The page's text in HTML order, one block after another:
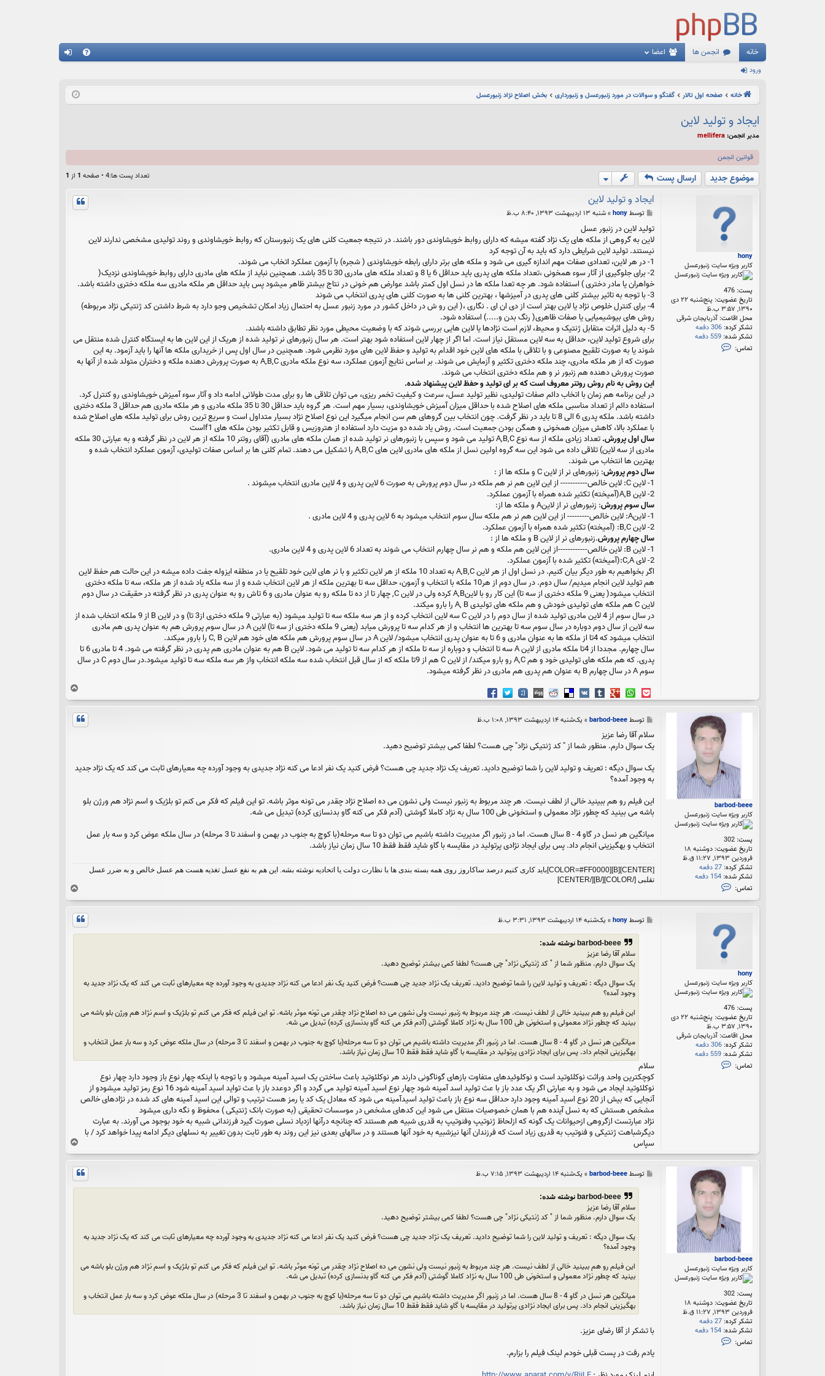
خانه انجمن ها
اعضا
ورود
خانه صفحه اول تالار گفتگو و سوالات در مورد زنبورعسل و زنبورداری بخش اصلاح نژاد زنبورعسل
ایجاد و تولید لاین
مدیر انجمن: mellifera
قوانین انجمن
موضوع جدید ارسال پست تعداد پست ها:4 • صفحه 1 از 1
hony
کاربر ویژه سایت زنبورعسل
پست:
تاریخ عضویت:
پنج‌شنبه ۲۲ دی
۱۳۹۰, ۳:۵۷ ب.ظ
محل اقامت: آذربایجان شرقی
تشکر کرده: 306 دفعه
تشکر شده: 559 دفعه
تماس:
ایجاد و تولید لاین
پ
ت
توسطhony
»شنبه ۱۳ اردیبهشت ۱۳۹۳, ۸:۴۰ ب.ظ
تولید لاین در زنبور عسل
لاین به گروهی از ملکه های یک نژاد گفته میشه که دارای روابط خویشاوندی دور باشند. در نتیجه جمعیت کلنی های یک زنبورستان که روابط خویشاوندی و روند تولیدی مشخصی ندارند لاین
نیستند. تولید لاین شرایطی دارد که باید به آن توجه کرد
1- در هر لاین، تعدادی صفات مهم اندازه گیری می شود و ملکه های برتر دارای رابطه خویشاوندی ( شجره) با آزمون عملکرد اتخاب می شوند.
2- برای جلوگیری از آثار سوء همخونی ،تعداد ملکه های پدری باید حداقل 6 یا 8 و تعداد ملکه های مادری 30 تا 35 باشد. همچنین نباید از ملکه های مادری دارای روابط خویشاوندی نزدیک(
خواهران یا مادر دختری ) استفاده شود. هر چه تعدا ملکه ها در نسل اول کمتر باشد عوارض هم خونی در نتاج بیشتر ظاهر میشود پس باید حداقل هر ملکه مادری سه ملکه دختری داشته باشد.
3- با توجه به تاثیر بیشتر کلنی های پدری در آمیزشها ، بهترین کلنی ها به صورت کلنی های پدری انتخاب می شوند
4- برای کنترل خلوص نژاد یا لاین بهتر است از دی ان ای . نگاری ،( این رو ش در داخل کشور در مورد زنبور عسل به احتمال زیاد امکان تشخیص وجو دارد به شرط داشتن کد ژنتیکی نژاد مربوطه)
روش های بیوشیمیایی یا صفات ظاهری( رنگ بدن و.....) استفاده شود.
5- به دلیل اثرات متقابل ژنتیک و محیط، لازم است نژادها یا لاین هایی بررسی شوند که با وضعیت محیطی مورد نظر تطابق داشته باشند.
برای شروع تولید لاین، حداقل به سه لاین مستقل نیاز است. اما اگر از چهار لاین استفاده شود بهتر است. هر سال زنبورهای نر تولید شده از هریک از این لاین ها به ایستگاه کنترل شده منتقل می
شوند یا به صورت تلقیح مصنوعی و با تلاقی با ملکه های لاین خود اقدام به تولید و حفظ لاین های مورد نظرمی شود. همچنین در سال اول پس از خریداری ملکه ها آنها را باید آزمود. به این
صورت که از هر ملکه مادری، چند ملکه دختری تکثیر و آزمایش می شوند. بر اساس نتایج آزمون عملکرد، سه نوع ملکه مادری A,B,C به صورت پرورش دهنده ملکه و دختران متولد شده از آنها به
صورت پرورش دهنده هم زنبور نر و هم ملکه دختری انتخاب می شوند.
این روش به نام روش روتنر معروف است که بر ای تولید و حفظ لاین پیشنهاد شده.
در این برنامه هم زمان با اتخاب دائم صفات تولیدی، نظیر تولید عسل، سرعت و کیفیت تخمر ریزی، می توان تلاقی ها رو برای مدت طولانی ادامه داد و آثار سوء آمیزش خویشاوندی رو کنترل کرد.
استفاده دائم از تعداد مناسبی ملکه های اصلاح شده با حداقل میزان آمیزش خویشاوندی، بسیار مهم است. هر گروه باید حداقل 30 تا 35 ملکه مادری و هر ملکه مادری هم حداقل 3 ملکه دختری
داشته باشد. ملکه پدری 6 الی 8 تا باید در نظر گرفت. چون انتخاب بین گروهای هم سن انجام میگیرد این نوع اصلاح نژاد بسیار متداول است و سریع ترین روش برای تولید ملکه های اصلاح شده
با عملکرد بالا، کاهش میزان همخونی و همگن بودن جمعیت است. روش یاد شده دو مزیت دارد استفاده از هتروزیس و قابل تکثیر بودن ملکه های f1است
سال اول پرورش.
تعداد زیادی ملکه از سه نوع A,B,C تولید می شود و سپس با زنبورهای نر تولید شده از همان ملکه های مادری (آقای روتنر 10 ملکه از هر لاین در نظر گرفته و به عبارتی 30 ملکه
مادری از سه لاین) تلاقی داده می شود این سه گروه اولین نسل از ملکه های مادری لاین های A,B,C را تشکیل می دهند. تمام کلنی ها بر اساس صفات تولیدی، آزمون عملکرد انتخاب شده و
بهترین ها انتخاب می شوند.
سال دوم پرورش: زنبورهای نر از لاین C و ملکه ها از :
1- لاین C: لاین خالص----------- از این لاین هم نر هم ملکه در سال دوم پرورش به صورت 6 لاین پدری و 4 لاین مادری انتخاب میشوند .
2- لاین A,B(آمیخته) تکثیر شده همراه با آزمون عملکرد.
سال سوم پرورش: زنبورهای نر از لاینA و ملکه ها از:
1- لاینA: لاین خالص--------- از این لاین هم نر هم ملکه سال سوم انتخاب میشود به 6 لاین پدری و 4 لاین مادری .
2- لاین B,C: (آمیخته) تکثیر شده همراه با آزمون عملکرد.
سال چهارم پرورش.زنبورهای نر از لاین B و ملکه ها از :
1- لاین B: لاین خالص------------از این لاین هم ملکه و هم نر سال چهارم انتخاب می شوند به تعداد 6 لاین پدری و 4 لاین مادری.
2- لای C,A:(آمیخته) تکثیر شده با آزمون عملکرد.
اگر بخواهیم به طور دیگر بیان کنیم. در نسل اول از هر لاین A,B,C به تعداد 10 ملکه از هر لاین تکثیر و با نر های لاین خود تلقیح یا در منطقه ایزوله جفت داده میشه در این حالت هم حفظ لاین
هم تولید لاین انجام میدیم/ سال دوم. در سال دوم از هر10 ملکه با انتخاب و آزمون، حداقل سه تا بهترین ملکه از هر لاین انتخاب شده و از سه ملکه یاد شده از هر ملکه، سه تا ملکه دختری
انتخاب میشود( یعنی 9 ملکه دختری از سه تا) این کار رو با لاینA,B کرده ولی در لاین C, چهار تا از ده تا ملکه رو به عنوان مادری و 6 تاش رو به عنوان پدری در نظر گرفته در حقیقت در سال دوم
لاین C هم ملکه های تولیدی خودش و هم ملکه های تولیدی A, B را بارو میکند.
در سال سوم از 4 لاین مادری تولید شده از سال دوم را در لاین C سه لاین انتخاب کرده و از هر سه ملکه سه تا تولید میشود (به عبارتی 9 ملکه دختری از3 تا) و در لاین B از 9 ملکه انتخاب شده از
سه لاین از سال دوم دوباره در سال سوم سه تا بهترین ها انتخاب و از هر کدام سه تا پرورش میابد (یعنی 9 ملکه دختری از سه تا) لاین A در سال سوم پرورش هم به عنوان پدری هم مادری
انتخاب میشود که 4تا از ملکه ها به عنوان مادری و 6 تا به عنوان پدری انتخاب میشود/ لاین A در سال سوم پرورش هم ملکه های خود هم لاین C, B را بارور میکند.
سال چهارم. مجددا از 4تا ملکه مادری از لاین A سه تا انتخاب و دوباره از سه تا ملکه از هر کدام سه تا تولید می شود. لاین B هم به عنوان مادری هم پدری در نظر گرفته می شود. 4 تا مادری 6 تا
پدری. که هم ملکه های تولیدی خود و هم A,C رو بارو میکند/ از لاین C هم از 9تا ملکه که از سال قبل انتخاب شده سه ملکه انتخاب واز هر سه ملکه سه تا تولید میشود.در سال دوم C در سال
سوم A در سال چهارم B به عنوان هم پدری هم مادری در نظر گرفته میشود.
ا
ل
barbod-beee
کاربر ویژه سایت زنبورعسل
پست:
تاریخ عضویت:
دوشنبه ۱۸
فروردین ۱۳۹۳, ۱۱:۲۷ ق.ظ
تشکر کرده: 27 دفعه
تشکر شده: 154 دفعه
تماس:
ا
a
b
o
b
e
e
پ
ت
توسطbarbod-beee
» یک‌شنبه ۱۴ اردیبهشت ۱۳۹۳, ۱:۰۸ ب.ظ
سلام آقا رضا عزیز
یک سوال دارم. منظور شما از " کد ژنتیکی نژاد" چی هست؟ لطفا کمی بیشتر توضیح دهید.
یک سوال دیگه : تعریف و تولید لاین را شما توضیح دادید. تعریف یک نژاد جدید چی هست؟ فرض کنید یک نفر ادعا می کنه نژاد جدیدی به وجود آورده چه معیارهای ثابت می کند که یک نژاد جدید
به وجود آمده؟
این فیلم رو هم ببینید خالی از لطف نیست. هر چند مربوط به زنبور نیست ولی نشون می ده اصلاح نژاد چقدر می تونه موثر باشه. تو این فیلم که فکر می کنم تو بلژیک و اسم نژاد هم ورژن بلو
باشه می بینید که چطور نژاد معمولی و استخونی طی 100 سال به نژاد کاملا گوشتی (آدم فکر می کنه گاو بدنسازی کرده) تبدیل می شه.
میانگین هر نسل در گاو 4 - 8 سال هست. اما در زنبور اگر مدیریت داشته باشیم می توان دو تا سه مرحله(با کوچ به جنوب در بهمن و اسفند تا 3 مرحله) در سال ملکه عوض کرد و سه بار عمل
انتخاب و بهگیزینی انجام داد. پس برای ایجاد نژادی پرتولید در مقایسه با گاو شاید فقط فقط 10 سال زمان نیاز باشد.
[CENTER][B][COLOR=#FF0000]باید کاری کنیم درصد ساکاروز روی همه بسته بندی ها با نظارت دولت یا اتحادیه نوشته بشه. این هم به نفع عسل تغذیه هست هم عسل خالص و به ضرر عسل
تقلبی [/COLOR][/B][/CENTER]
ا
ل
hony
کاربر ویژه سایت زنبورعسل
پست:
تاریخ عضویت:
پنج‌شنبه ۲۲ دی
۱۳۹۰, ۳:۵۷ ب.ظ
محل اقامت: آذربایجان شرقی
تشکر کرده: 306 دفعه
تشکر شده: 559 دفعه
تماس:
پ توسطhony
» یک‌شنبه ۱۴ اردیبهشت ۱۳۹۳, ۳:۳۱ ب.ظ
barbod-beee نوشته شده:
سلام آقا رضا عزیز
یک سوال دارم. منظور شما از " کد ژنتیکی نژاد" چی هست؟ لطفا کمی بیشتر توضیح دهید.
یک سوال دیگه : تعریف و تولید لاین را شما توضیح دادید. تعریف یک نژاد جدید چی هست؟ فرض کنید یک نفر ادعا می کنه نژاد جدیدی به وجود آورده چه معیارهای ثابت می کند که یک نژاد جدید به
وجود آمده؟
این فیلم رو هم ببینید خالی از لطف نیست. هر چند مربوط به زنبور نیست ولی نشون می ده اصلاح نژاد چقدر می تونه موثر باشه. تو این فیلم که فکر می کنم تو بلژیک و اسم نژاد هم ورژن بلو باشه می
بینید که چطور نژاد معمولی و استخونی طی 100 سال به نژاد کاملا گوشتی (آدم فکر می کنه گاو بدنسازی کرده) تبدیل می شه.
میانگین هر نسل در گاو 4 - 8 سال هست. اما در زنبور اگر مدیریت داشته باشیم می توان دو تا سه مرحله(با کوچ به جنوب در بهمن و اسفند تا 3 مرحله) در سال ملکه عوض کرد و سه بار عمل انتخاب و
بهگیزینی انجام داد. پس برای ایجاد نژادی پرتولید در مقایسه با گاو شاید فقط فقط 10 سال زمان نیاز باشد.
سلام
کوچکترین واحد وراثت نوکلئوتید است و نوکلوئیدهای متفاوت بازهای گوناگونی دارند هر نوکلئوتید باعث ساختن یک اسید آمینه میشود و با توجه با اینکه چهار نوع باز وجود دارد چهار نوع
نوکلئوتید ایجاد می شود و به عبارتی اگر یک عدد باز با عث تولید اسد آمینه شود چهار نوع اسید آمینه تولید می گردد و اگر دوعدد باز با عث تواید اسید آمینه شود 16 نوع رمز تولید میشودو از
آنجایی که بیش از 20 نوع اسید آمینه وجود دارد حداقل سه نوع باز باعث تولید اسیدآمینه می شود که معادل یک کد یا رمز هست ترتیب و توالی این اسید آمینه های کد شده در نژادهای خالص
مشخص هستش که به نسل آینده هم با همان خصوصیات منتقل می شود این کدهای مشخص در موسسات تحقیقی (به صورت بانک ژنتیکی ) محفوظ و نگه داری میشود
نژاد عبارتست ازگروهی ازحیوانات یک گونه که ازلحاظ ژنوتیپ وفنوتیپ به قدری شبیه هم هستند که چنانچه درآنها ازدیاد نسلی صورت گیرد فرزندانی شبیه به خود بوجود می آورند. به عبارت
دیگرشباهت ژنتیکی و فنوتیب به قدری زیاد است که فرزندان آنها نیزشبیه به خود آنها هستند و در سالهای بعدی نیز این روند به طور ثابت بدون تغییر به نسلهای دیگر ادامه پیدا خواهد کرد / با
سپاس
ا
ل
barbod-beee
کاربر ویژه سایت زنبورعسل
پست:
تاریخ عضویت:
دوشنبه ۱۸
فروردین ۱۳۹۳, ۱۱:۲۷ ق.ظ
تشکر کرده: 27 دفعه
تشکر شده: 154 دفعه
تماس:
پ توسطbarbod-beee
» یک‌شنبه ۱۴ اردیبهشت ۱۳۹۳, ۷:۱۵ ب.ظ
barbod-beee نوشته شده:
سلام آقا رضا عزیز
یک سوال دارم. منظور شما از " کد ژنتیکی نژاد" چی هست؟ لطفا کمی بیشتر توضیح دهید.
یک سوال دیگه : تعریف و تولید لاین را شما توضیح دادید. تعریف یک نژاد جدید چی هست؟ فرض کنید یک نفر ادعا می کنه نژاد جدیدی به وجود آورده چه معیارهای ثابت می کند که یک نژاد جدید به
وجود آمده؟
این فیلم رو هم ببینید خالی از لطف نیست. هر چند مربوط به زنبور نیست ولی نشون می ده اصلاح نژاد چقدر می تونه موثر باشه. تو این فیلم که فکر می کنم تو بلژیک و اسم نژاد هم ورژن بلو باشه می
بینید که چطور نژاد معمولی و استخونی طی 100 سال به نژاد کاملا گوشتی (آدم فکر می کنه گاو بدنسازی کرده) تبدیل می شه.
میانگین هر نسل در گاو 4 - 8 سال هست. اما در زنبور اگر مدیریت داشته باشیم می توان دو تا سه مرحله(با کوچ به جنوب در بهمن و اسفند تا 3 مرحله) در سال ملکه عوض کرد و سه بار عمل انتخاب و
بهگیزینی انجام داد. پس برای ایجاد نژادی پرتولید در مقایسه با گاو شاید فقط فقط 10 سال زمان نیاز باشد.
با تشکر از آقا رضای عزیز.
یادم رفت در پست قبلی خودم لینک فیلم را بزارم.